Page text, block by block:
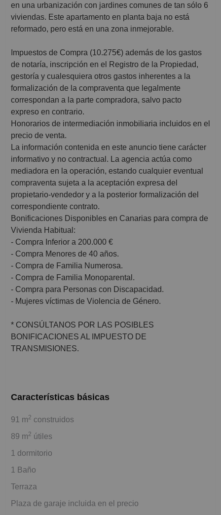
en una urbanización con jardines comunes de tan sólo 6
viviendas. Este apartamento en planta baja no está
reformado, pero está en una zona inmejorable.
Impuestos de Compra (10.275€) además de los gastos
de notaría, inscripción en el Registro de la Propiedad,
gestoría y cualesquiera otros gastos inherentes a la
formalización de la compraventa que legalmente
correspondan a la parte compradora, salvo pacto
expreso en contrario.
Honorarios de intermediación inmobiliaria incluidos en el
precio de venta.
La información contenida en este anuncio tiene carácter
informativo y no contractual. La agencia actúa como
mediadora en la operación, estando cualquier eventual
compraventa sujeta a la aceptación expresa del
propietario-vendedor y a la posterior formalización del
correspondiente contrato.
Bonificaciones Disponibles en Canarias para compra de
Vivienda Habitual:
- Compra Inferior a 200.000 €
- Compra Menores de 40 años.
- Compra de Familia Numerosa.
- Compra de Familia Monoparental.
- Compra para Personas con Discapacidad.
- Mujeres víctimas de Violencia de Género.
* CONSÚLTANOS POR LAS POSIBLES
BONIFICACIONES AL IMPUESTO DE
TRANSMISIONES.
Características básicas
91 m2 construidos
89 m2 útiles
1 dormitorio
1 Baño
Terraza
Plaza de garaje incluida en el precio